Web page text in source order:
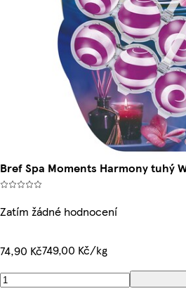
Bref Spa Moments Harmony tuhý
Zatím žádné hodnocení
74,90 Kč749,00 Kč/kg